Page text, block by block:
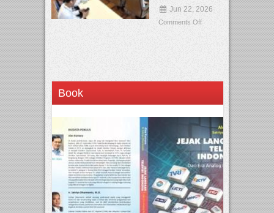
Jun 22, 2026
Comments Off
Book